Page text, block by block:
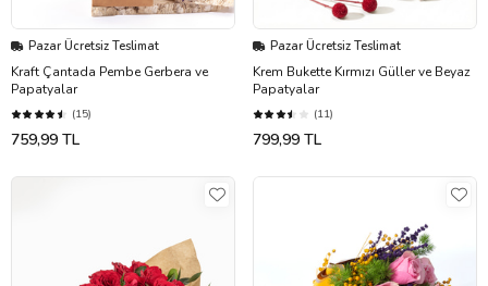
Pazar Ücretsiz Teslimat
Kraft Çantada Pembe Gerbera ve
Papatyalar
(15)
759,99 TL
Pazar Ücretsiz Teslimat
Krem Bukette Kırmızı Güller ve Beyaz
Papatyalar
(11)
799,99 TL